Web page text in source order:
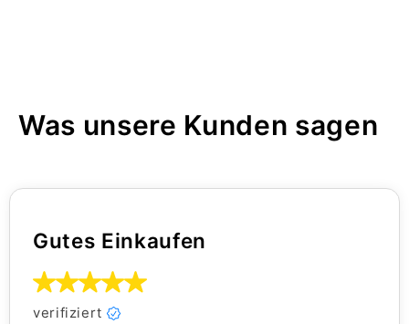
Was unsere Kunden sagen
Gutes Einkaufen
verifiziert